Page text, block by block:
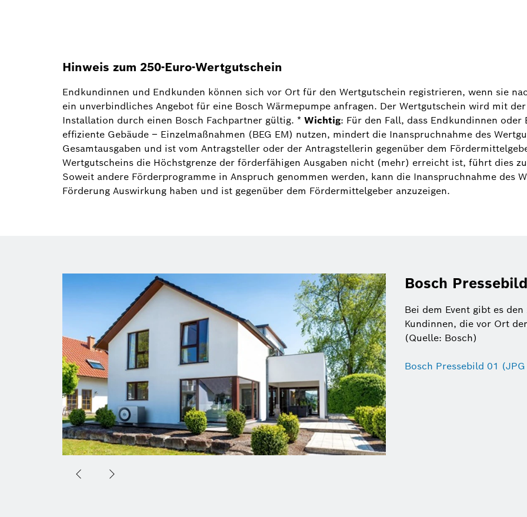
Hinweis zum 250-Euro-Wertgutschein
Endkundinnen und Endkunden können sich vor Ort für den Wertgutschein registrieren, wenn sie
ein unverbindliches Angebot für eine Bosch Wärmepumpe anfragen. Der Wertgutschein wird mit
Installation durch einen Bosch Fachpartner gültig. * Wichtig: Für den Fall, dass Endkundinnen
effiziente Gebäude – Einzelmaßnahmen (BEG EM) nutzen, mindert die Inanspruchnahme des
Gesamtausgaben und ist vom Antragsteller oder der Antragstellerin gegenüber dem
Wertgutscheins die Höchstgrenze der förderfähigen Ausgaben nicht (mehr) erreicht ist, führt dies
Soweit andere Förderprogramme in Anspruch genommen werden, kann die Inanspruchnahme des
Förderung Auswirkung haben und ist gegenüber dem Fördermittelgeber anzuzeigen.
Bosch
Bei dem Event gibt es
Kundinnen, die vor Ort
(Quelle: Bosch)
Bosch Pressebild 01